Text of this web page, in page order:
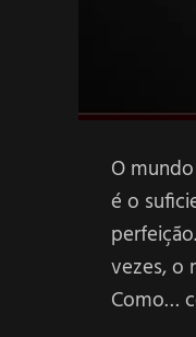
O
é o
vezes, o
Como…